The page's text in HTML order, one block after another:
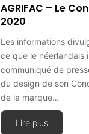
AGRIFAC – Le
2020
Les informations
ce que le néerlandais
communiqué de
du design de son
de la marque…
Lire plus